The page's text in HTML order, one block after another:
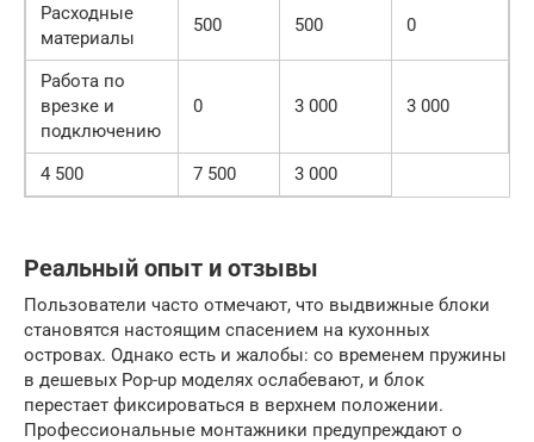
Расходные
материалы
500 500 0
Работа по
врезке и
подключению
0 3 000 3 000
4 500 7 500 3 000
Реальный опыт и отзывы
Пользователи часто отмечают, что выдвижные блоки
становятся настоящим спасением на кухонных
островах. Однако есть и жалобы: со временем пружины
в дешевых Pop-up моделях ослабевают, и блок
перестает фиксироваться в верхнем положении.
Профессиональные монтажники предупреждают о